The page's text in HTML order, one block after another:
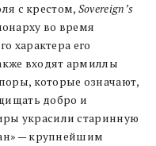
с крестом, Sovereign’s
во время
характера его
входят армиллы
которые означают,
добро и
украсили старинную
— крупнейшим